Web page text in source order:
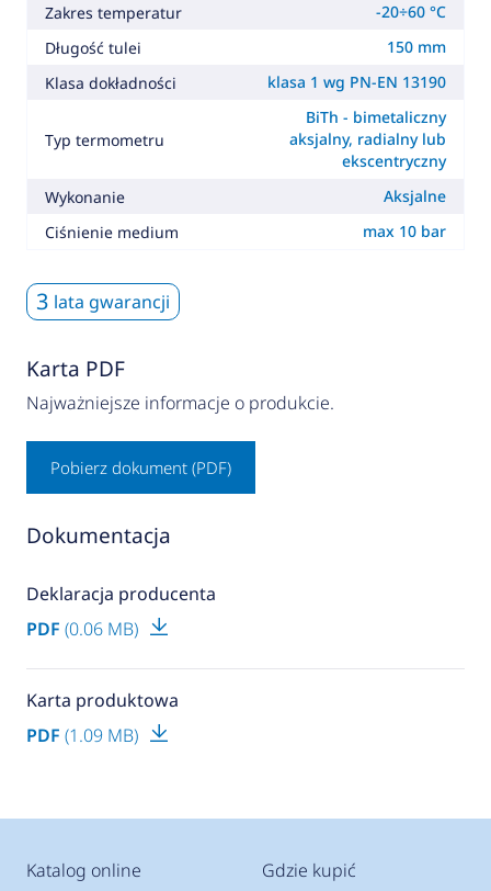
Zakres temperatur
-20÷60 °C
Długość tulei
150 mm
Klasa dokładności
klasa 1 wg PN-EN 13190
Typ termometru
BiTh - bimetaliczny
aksjalny, radialny lub
ekscentryczny
Wykonanie
Aksjalne
Ciśnienie medium
max 10 bar
3 lata gwarancji
Karta PDF
Najważniejsze informacje o produkcie.
Pobierz dokument (PDF)
Dokumentacja
Deklaracja producenta
PDF (0.06 MB)
Karta produktowa
PDF (1.09 MB)
Katalog online Gdzie kupić